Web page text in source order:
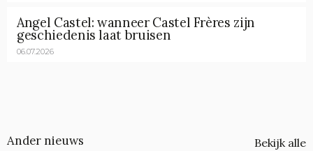
Angel Castel: wanneer Castel Frères zijn
geschiedenis laat bruisen
06.07.2026
Ander nieuws Bekijk alle